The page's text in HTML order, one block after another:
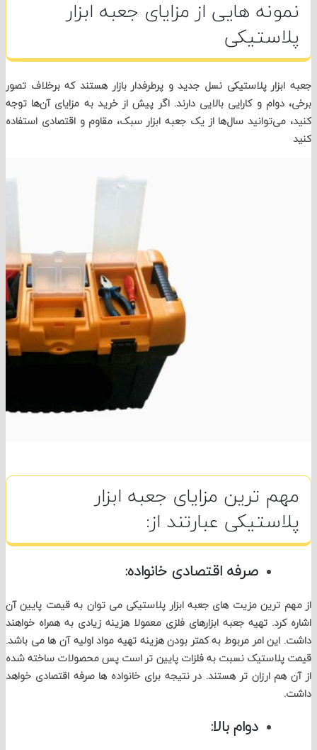
هایی از مزایای جعبه ابزار
پلاستیکی نسل جدید و پرطرفدار بازار هستند که برخلاف تصور
و کارایی بالایی دارند. اگر پیش از خرید به مزایای آن‌ها توجه
سال‌ها از یک جعبه ابزار سبک، مقاوم و اقتصادی استفاده
ترین مزایای جعبه ابزار
عبارتند از:
صرفهاقتصادی خانواده:
ترین مزیت های جعبه ابزار پلاستیکی می توان به قیمت پایین آن
تهیه جعبه ابزارهای فلزی معمولا هزینه زیادی به همراه خواهند
امر مربوط به کمتر بودن هزینه تهیه مواد اولیه آن ها می باشد.
نسبت به فلزات پایین تر است پس محصولات ساخته شده
ارزان تر هستند. در نتیجه برای خانواده ها صرفه اقتصادی خواهد
دوام بالا: